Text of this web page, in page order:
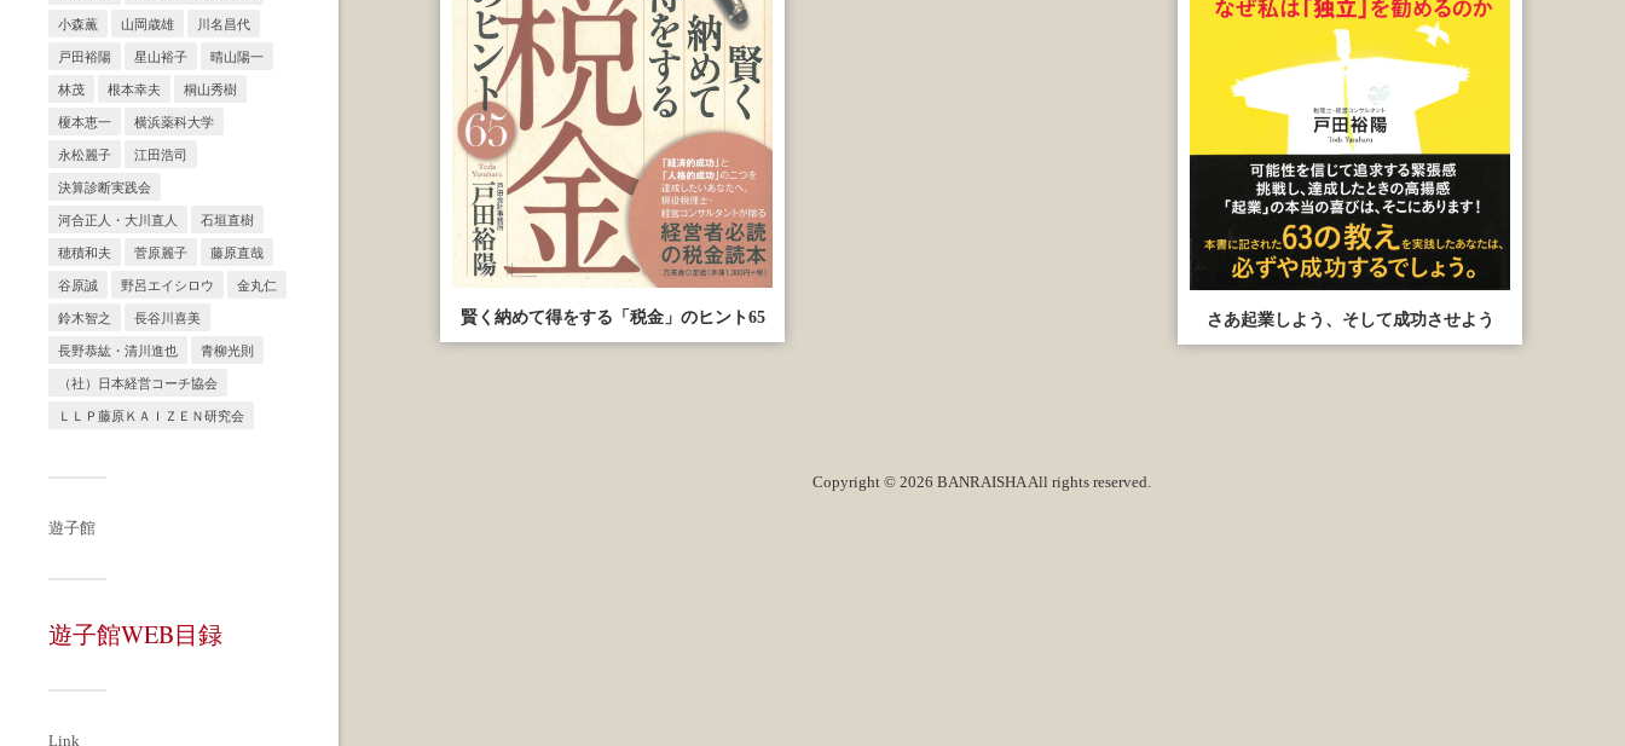
小森薫 山岡歳雄 川名昌代
戸田裕陽 星山裕子 晴山陽一
林茂 根本幸夫 桐山秀樹
榎本恵一 横浜薬科大学
永松麗子 江田浩司
決算診断実践会
河合正人・大川直人 石垣直樹
穂積和夫 菅原麗子 藤原直哉
谷原誠 野呂エイシロウ 金丸仁
鈴木智之 長谷川喜美
長野恭紘・清川進也 青柳光則
（社）日本経営コーチ協会
ＬＬＰ藤原ＫＡＩＺＥＮ研究会
遊子館
遊子館WEB目録
Link
賢く納めて得をする「税金」のヒント65 さあ起業しよう、そして成功させよう
Copyright © 2026 BANRAISHA All rights reserved.